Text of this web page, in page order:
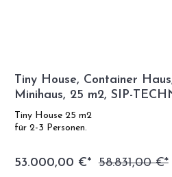
Tiny House, Container
Minihaus, 25 m2, SIP-
Modell
Tiny House 25 m2
für 2-3 Personen.
53.000,00 €* 58.831,00 €*